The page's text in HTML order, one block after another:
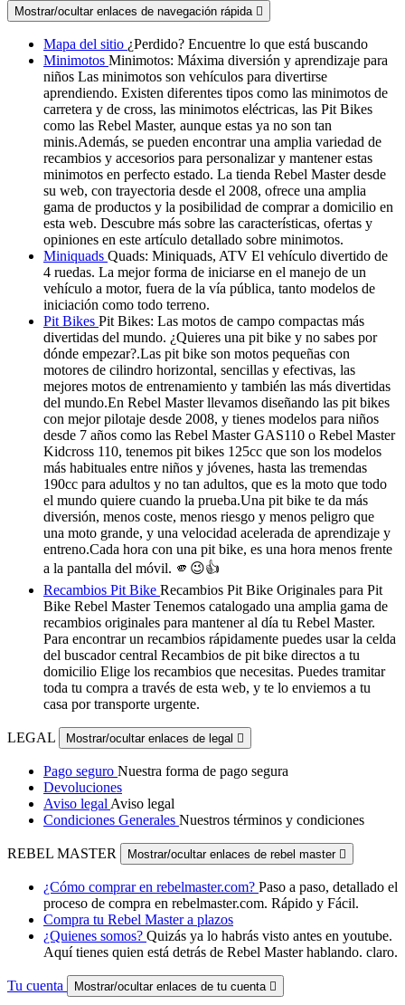
Mostrar/ocultar enlaces de navegación rápida 
Mapa del sitio ¿Perdido? Encuentre lo que está buscando
Minimotos Minimotos: Máxima diversión y aprendizaje para
niños Las minimotos son vehículos para divertirse
aprendiendo. Existen diferentes tipos como las minimotos de
carretera y de cross, las minimotos eléctricas, las Pit Bikes
como las Rebel Master, aunque estas ya no son tan
minis.Además, se pueden encontrar una amplia variedad de
recambios y accesorios para personalizar y mantener estas
minimotos en perfecto estado. La tienda Rebel Master desde
su web, con trayectoria desde el 2008, ofrece una amplia
gama de productos y la posibilidad de comprar a domicilio en
esta web. Descubre más sobre las características, ofertas y
opiniones en este artículo detallado sobre minimotos.
Miniquads Quads: Miniquads, ATV El vehículo divertido de
4 ruedas. La mejor forma de iniciarse en el manejo de un
vehículo a motor, fuera de la vía pública, tanto modelos de
iniciación como todo terreno.
Pit Bikes Pit Bikes: Las motos de campo compactas más
divertidas del mundo. ¿Quieres una pit bike y no sabes por
dónde empezar?.Las pit bike son motos pequeñas con
motores de cilindro horizontal, sencillas y efectivas, las
mejores motos de entrenamiento y también las más divertidas
del mundo.En Rebel Master llevamos diseñando las pit bikes
con mejor pilotaje desde 2008, y tienes modelos para niños
desde 7 años como las Rebel Master GAS110 o Rebel Master
Kidcross 110, tenemos pit bikes 125cc que son los modelos
más habituales entre niños y jóvenes, hasta las tremendas
190cc para adultos y no tan adultos, que es la moto que todo
el mundo quiere cuando la prueba.Una pit bike te da más
diversión, menos coste, menos riesgo y menos peligro que
una moto grande, y una velocidad acelerada de aprendizaje y
entreno.Cada hora con una pit bike, es una hora menos frente
a la pantalla del móvil. 🫵😉👍
Recambios Pit Bike Recambios Pit Bike Originales para Pit
Bike Rebel Master Tenemos catalogado una amplia gama de
recambios originales para mantener al día tu Rebel Master.
Para encontrar un recambios rápidamente puedes usar la celda
del buscador central Recambios de pit bike directos a tu
domicilio Elige los recambios que necesitas. Puedes tramitar
toda tu compra a través de esta web, y te lo enviemos a tu
casa por transporte urgente.
LEGAL Mostrar/ocultar enlaces de legal 
Pago seguro Nuestra forma de pago segura
Devoluciones
Aviso legal Aviso legal
Condiciones Generales Nuestros términos y condiciones
REBEL MASTER Mostrar/ocultar enlaces de rebel master 
¿Cómo comprar en rebelmaster.com? Paso a paso, detallado el
proceso de compra en rebelmaster.com. Rápido y Fácil.
Compra tu Rebel Master a plazos
¿Quienes somos? Quizás ya lo habrás visto antes en youtube.
Aquí tienes quien está detrás de Rebel Master hablando. claro.
Tu cuenta Mostrar/ocultar enlaces de tu cuenta 